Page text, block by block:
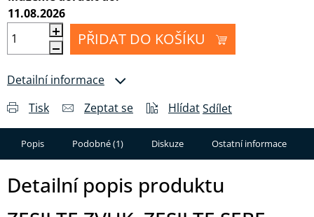
11.08.2026
PŘIDAT DO KOŠÍKU
Detailní informace
Tisk
Zeptat se HlídatSdílet
Popis Podobné (1) Diskuze Ostatní informace
Detailní popis produktu